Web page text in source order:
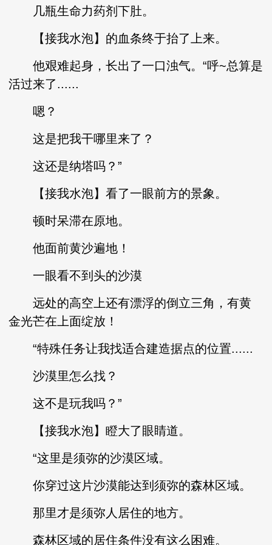
几瓶生命力药剂下肚。
【接我水泡】的血条终于抬了上来。
他艰难起身，长出了一口浊气。“呼~总算是
活过来了......
嗯？
这是把我干哪里来了？
这还是纳塔吗？”
【接我水泡】看了一眼前方的景象。
顿时呆滞在原地。
他面前黄沙遍地！
一眼看不到头的沙漠
远处的高空上还有漂浮的倒立三角，有黄
金光芒在上面绽放！
“特殊任务让我找适合建造据点的位置......
沙漠里怎么找？
这不是玩我吗？”
【接我水泡】瞪大了眼睛道。
“这里是须弥的沙漠区域。
你穿过这片沙漠能达到须弥的森林区域。
那里才是须弥人居住的地方。
森林区域的居住条件没有这么困难。